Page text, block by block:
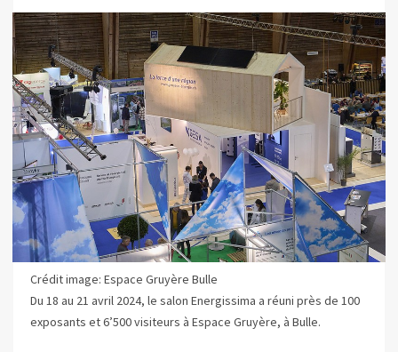
Crédit image: Espace Gruyère Bulle
Du 18 au 21 avril 2024, le salon Energissima a réuni près de 100
exposants et 6’500 visiteurs à Espace Gruyère, à Bulle.